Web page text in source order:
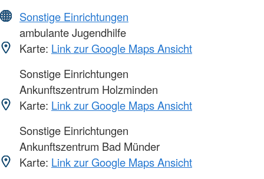
Sonstige Einrichtungen
ambulante Jugendhilfe
Karte: Link zur Google Maps Ansicht
Sonstige Einrichtungen
Ankunftszentrum Holzminden
Karte: Link zur Google Maps Ansicht
Sonstige Einrichtungen
Ankunftszentrum Bad Münder
Karte: Link zur Google Maps Ansicht